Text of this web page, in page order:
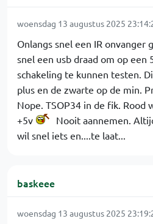
woensdag 13 augustus 2025
Onlangs snel een IR onvanger
snel een usb draad om op een
schakeling te kunnen testen.
plus en de zwarte op de min.
Nope. TSOP34 in de fik. Rood
+5v
Nooit aannemen.
wil snel iets en....te laat...
baskeee
woensdag 13 augustus 2025